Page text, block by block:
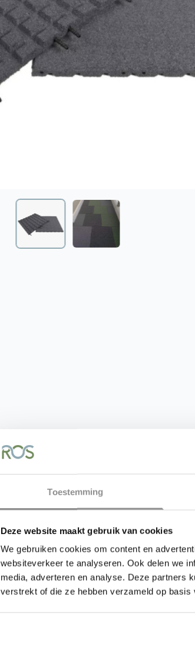
Toestemming
Deze website maakt gebruik van cookies
We gebruiken cookies om content en
websiteverkeer te analyseren. Ook delen we
media, adverteren en analyse. Deze partners
verstrekt of die ze hebben verzameld op